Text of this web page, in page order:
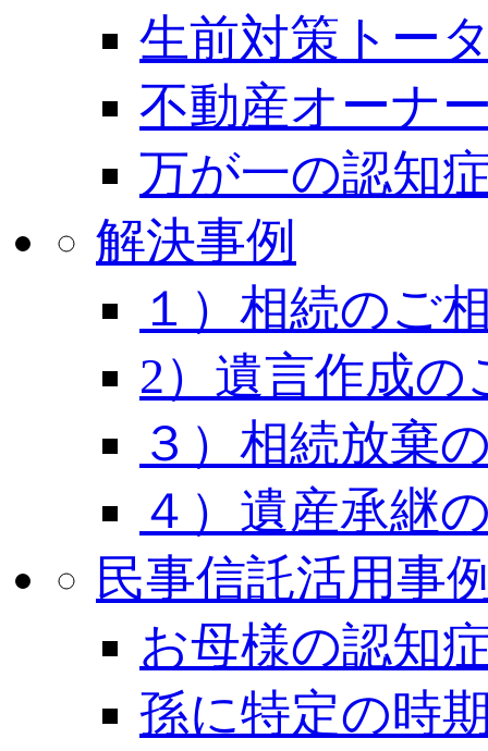
生前対策トー
不動産オーナ
万が一の認知
解決事例
１）相続のご
2）遺言作成の
３）相続放棄
４）遺産承継
民事信託活用事
お母様の認知
孫に特定の時